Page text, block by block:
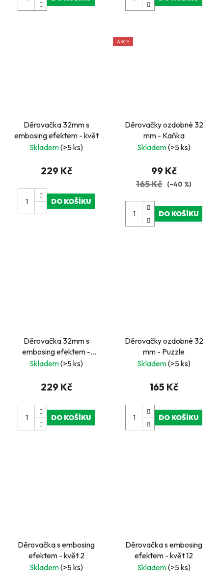
Děrovačka 32mm s
embosing efektem - květ
Skladem(>5 ks)
229 Kč
DO KOŠÍKU
AKCE
Děrovačky ozdobné 32
mm - Kaňka
Skladem(>5 ks)
99 Kč
165 Kč (–40 %)
DO KOŠÍKU
Děrovačka 32mm s
embosing efektem -
Strom
Skladem(>5 ks)
229 Kč
DO KOŠÍKU
Děrovačky ozdobné 32
mm - Puzzle
Skladem(>5 ks)
165 Kč
DO KOŠÍKU
Děrovačka s embosing
efektem - květ 2
Skladem(>5 ks)
Děrovačka s embosing
efektem - květ 12
Skladem(>5 ks)